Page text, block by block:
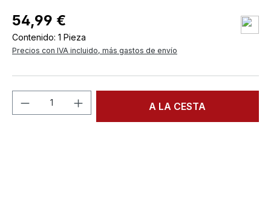
54,99 €
Contenido: 1 Pieza
Precios con IVA incluido, más gastos de envío
Cantidad del producto: introduce la
A LA CESTA